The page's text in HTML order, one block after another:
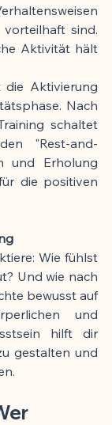
sind.
Aktivität hält
die Aktivierung
Nach
schaltet
"Rest-and-
und Erholung
die positiven
Wie fühlst
Und wie nach
bewusst auf
und
hilft dir
gestalten und